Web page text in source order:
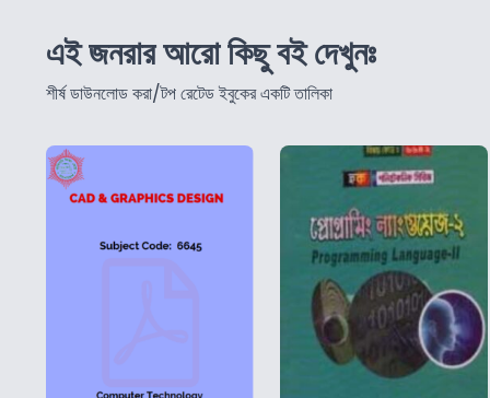
এই জনরার আরো কিছু বই দেখুনঃ
শীর্ষ ডাউনলোড করা/টপ রেটেড ইবুকের একটি তালিকা